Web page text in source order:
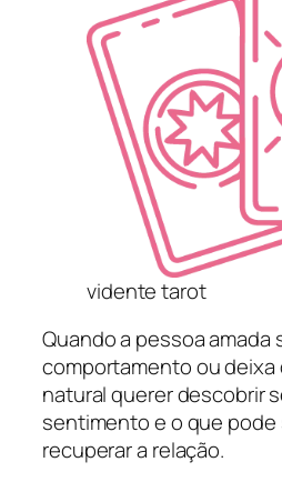
vidente tarot
Quando a pessoa amada
comportamento ou deixa
natural querer descobrir
sentimento e o que pode
recuperar a relação.